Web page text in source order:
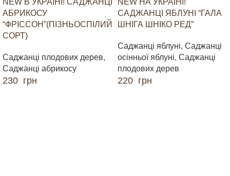
АБРИКОСУ
“ФРІССОН”(ПІЗНЬОСПІЛИЙ
СОРТ)
Саджанці плодових дерев,
Саджанці абрикосу
230 грн
САДЖАНЦІ ЯБЛУНІ “ГАЛА
ШНІГА ШНІКО РЕД”
Саджанці яблуні, Саджанці
осінньої яблуні, Саджанці
плодових дерев
220 грн